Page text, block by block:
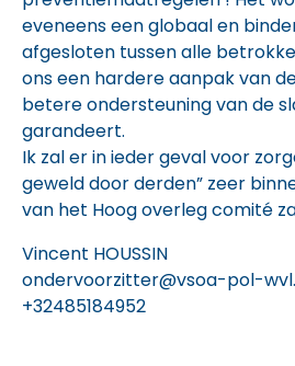
eveneens een globaal en
afgesloten tussen alle
ons een hardere aanpak van
betere ondersteuning van de
garandeert.
Ik zal er in ieder geval voor
geweld door derden” zeer
van het Hoog overleg comité
Vincent HOUSSIN
ondervoorzitter@vsoa-pol-
+32485184952